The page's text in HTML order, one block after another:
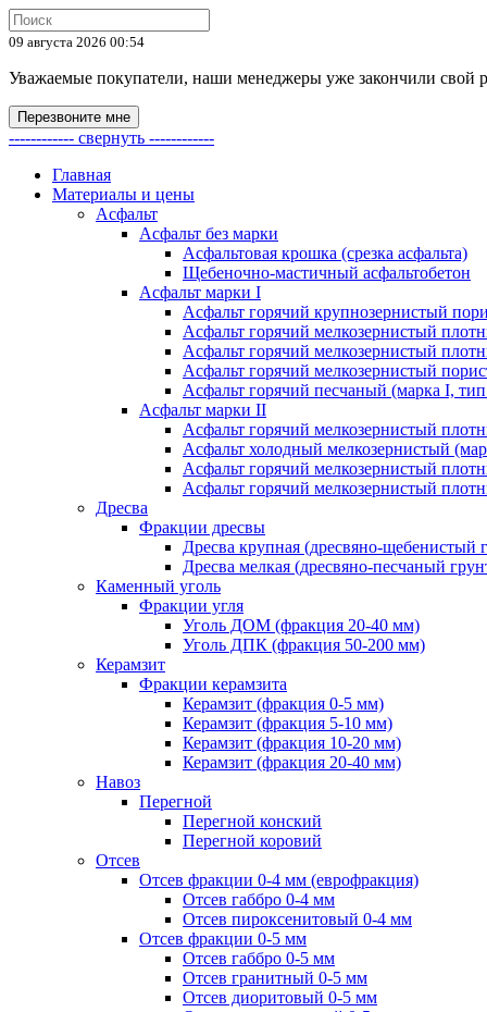
09 августа 2026 00:54
Уважаемые покупатели, наши менеджеры уже закончили свой
Перезвоните мне
------------ свернуть ------------
Главная
Материалы и цены
Асфальт
Асфальт без марки
Асфальтовая крошка (срезка асфальта)
Щебеночно-мастичный асфальтобетон
Асфальт марки I
Асфальт горячий крупнозернистый
Асфальт горячий мелкозернистый
Асфальт горячий мелкозернистый
Асфальт горячий мелкозернистый
Асфальт горячий песчаный (марка I,
Асфальт марки II
Асфальт горячий мелкозернистый
Асфальт холодный мелкозернистый
Асфальт горячий мелкозернистый
Асфальт горячий мелкозернистый
Дресва
Фракции дресвы
Дресва крупная (дресвяно-щебенистый
Дресва мелкая (дресвяно-песчаный
Каменный уголь
Фракции угля
Уголь ДОМ (фракция 20-40 мм)
Уголь ДПК (фракция 50-200 мм)
Керамзит
Фракции керамзита
Керамзит (фракция 0-5 мм)
Керамзит (фракция 5-10 мм)
Керамзит (фракция 10-20 мм)
Керамзит (фракция 20-40 мм)
Навоз
Перегной
Перегной конский
Перегной коровий
Отсев
Отсев фракции 0-4 мм (еврофракция)
Отсев габбро 0-4 мм
Отсев пироксенитовый 0-4 мм
Отсев фракции 0-5 мм
Отсев габбро 0-5 мм
Отсев гранитный 0-5 мм
Отсев диоритовый 0-5 мм